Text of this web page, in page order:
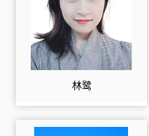
林鹭